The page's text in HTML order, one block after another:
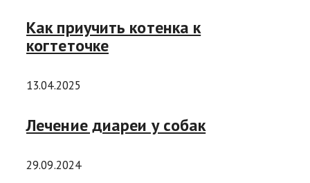
Как приучить котенка к
когтеточке
13.04.2025
Лечение диареи у собак
29.09.2024